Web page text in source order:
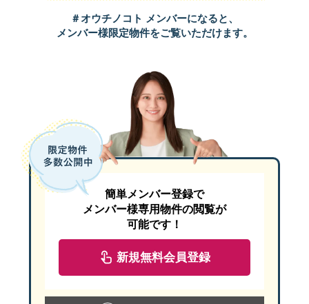
＃オウチノコト メンバーになると、
メンバー様限定物件をご覧いただけます。
簡単メンバー登録で
メンバー様専用物件の閲覧が
可能です！
新規無料会員登録